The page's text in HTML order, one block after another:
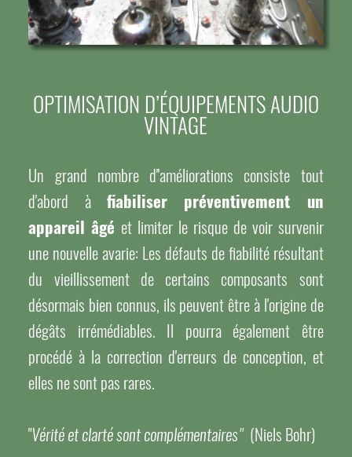
OPTIMISATION D’ÉQUIPEMENTS AUDIO
VINTAGE
Un grand nombre d''améliorations consiste tout
d'abord à fiabiliser préventivement un
appareil âgé et limiter le risque de voir survenir
une nouvelle avarie: Les défauts de fiabilité résultant
du vieillissement de certains composants sont
désormais bien connus, ils peuvent être à l'origine de
dégâts irrémédiables. Il pourra également être
procédé à la correction d'erreurs de conception, et
elles ne sont pas rares.
"Vérité et clarté sont complémentaires"(Niels Bohr)